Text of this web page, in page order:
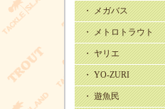
・ メガバス
・ メトロトラウト
・ ヤリエ
・ YO-ZURI
・ 遊魚民